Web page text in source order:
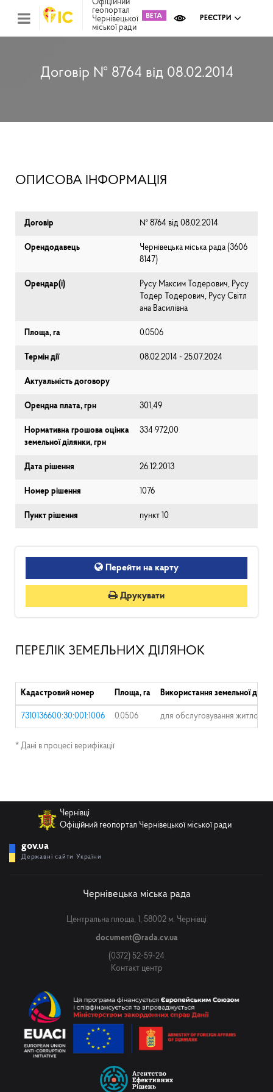
Офіційний
геопортал
Чернівецької
міської ради
РЕЄСТРИ
Договір № 8764 від 08.02.2014
ОПИСОВА ІНФОРМАЦІЯ
Договір № 8764 від 08.02.2014
Орендодавець
Чернівецька міська рада (⁨3606
8147⁩)
Орендар(і)
Русу Максим Тодерович, Русу
Тодер Тодерович, Русу Світл
ана Василівна
Площа, га 0.0506
Термін дії 08.02.2014 - 25.07.2024
Актуальність договору
Орендна плата, грн 301,49
Нормативна грошова оцінка
земельної ділянки, грн
334 972,00
Дата рішення 26.12.2013
Номер рішення 1076
Пункт рішення пункт 10
Перейти на карту
Друкувати
ПЕРЕЛІК ЗЕМЕЛЬНИХ ДІЛЯНОК
Кадастровий номер Площа, га Використання земельної
7310136600:30:001:1006 0.0506 для обслуговування
* Дані в процесі верифікації
Чернівці
Офіційний геопортал Чернівецької міської ради
gov.ua
Державні сайти України
Чернівецька міська рада
Центральна площа, 1, 58002 м. Чернівці
document@rada.cv.ua
(0372) 52-59-24
Контакт центр